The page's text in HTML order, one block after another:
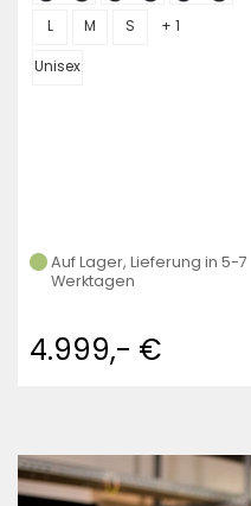
L
Unisex
Auf Lager, Lieferung in 5-7
Werktagen
5.999,- €